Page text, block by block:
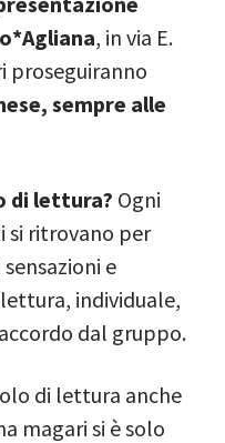
, in via E.
proseguiranno
sempre alle
di lettura? Ogni
si ritrovano per
e
individuale,
dal gruppo.
di lettura anche
magari si è solo